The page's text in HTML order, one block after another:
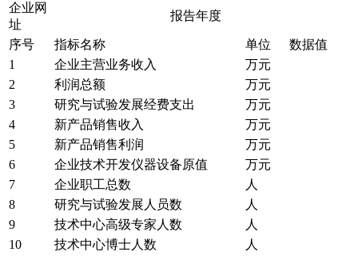
企业网
址
报告年度
序号 指标名称 单位
数据值
1
企业主营业务收入
万元
2
利润总额
万元
3
研究与试验发展经费支出
万元
4
新产品销售收入
万元
5
新产品销售利润
万元
6
企业技术开发仪器设备原值
万元
7
企业职工总数
人
8
研究与试验发展人员数
人
9
技术中心高级专家人数
人
10
技术中心博士人数 人